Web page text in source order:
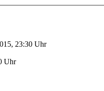
23:30 Uhr
Uhr